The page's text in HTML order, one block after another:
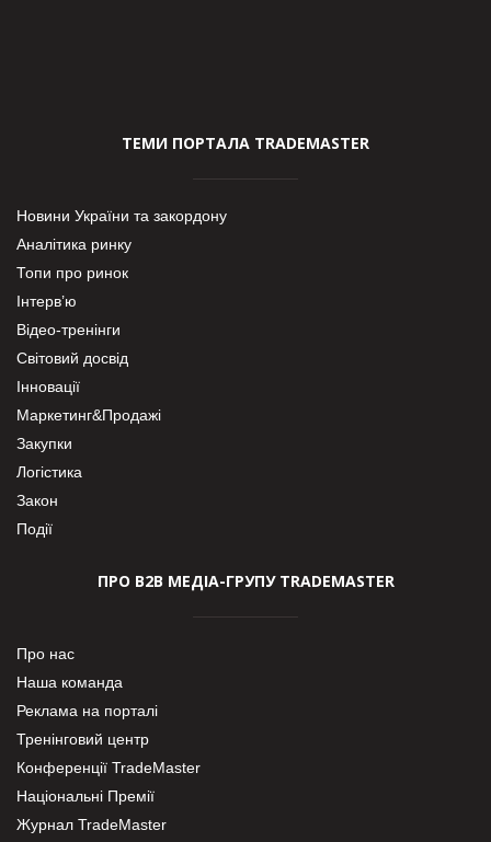
ТЕМИ ПОРТАЛА TRADEMASTER
Новини України та закордону
Аналітика ринку
Топи про ринок
Інтерв’ю
Відео-тренінги
Світовий досвід
Інновації
Маркетинг&Продажі
Закупки
Логістика
Закон
Події
ПРО В2В МЕДІА-ГРУПУ TRADEMASTER
Про нас
Наша команда
Реклама на порталі
Тренінговий центр
Конференції TradeMaster
Національні Премії
Журнал TradeMaster